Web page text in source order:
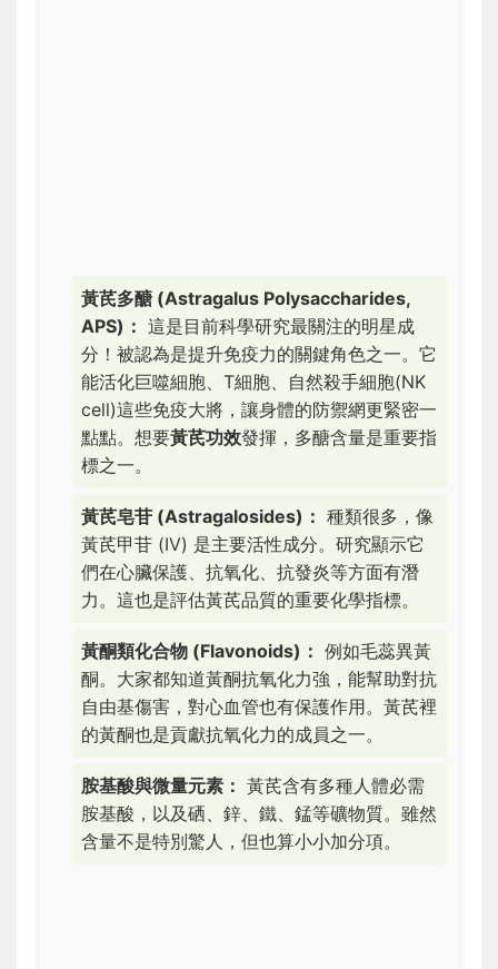
黃芪多醣 (Astragalus Polysaccharides,
APS)： 這是目前科學研究最關注的明星成
分！被認為是提升免疫力的關鍵角色之一。它
能活化巨噬細胞、T細胞、自然殺手細胞(NK
cell)這些免疫大將，讓身體的防禦網更緊密一
點點。想要黃芪功效發揮，多醣含量是重要指
標之一。
黃芪皂苷 (Astragalosides)： 種類很多，像
黃芪甲苷 (IV) 是主要活性成分。研究顯示它
們在心臟保護、抗氧化、抗發炎等方面有潛
力。這也是評估黃芪品質的重要化學指標。
黃酮類化合物 (Flavonoids)： 例如毛蕊異黃
酮。大家都知道黃酮抗氧化力強，能幫助對抗
自由基傷害，對心血管也有保護作用。黃芪裡
的黃酮也是貢獻抗氧化力的成員之一。
胺基酸與微量元素： 黃芪含有多種人體必需
胺基酸，以及硒、鋅、鐵、錳等礦物質。雖然
含量不是特別驚人，但也算小小加分項。